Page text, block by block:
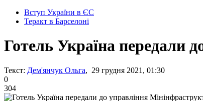
Вступ України в ЄС
Теракт в Барселоні
Готель Україна передали
Текст: Дем'янчук Ольга, 29 грудня 2021, 01:30
0
304